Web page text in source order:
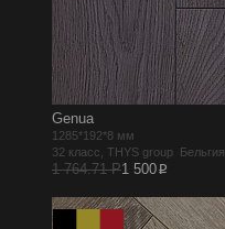
Genua
1285*192*8 мм
32 класс, THYS group Бельгия
1 764.71 Р1 500p